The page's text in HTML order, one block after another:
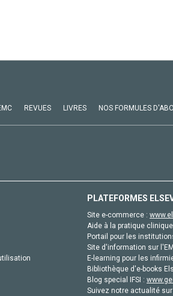
REVUES LIVRES NOS FORMULES
PLATEFORMES
Site e-commerce :
Aide à la pratique
Portail pour les
Site d'information sur
E-learning pour les
Bibliothèque d'e-books
Blog special IFSI :
Suivez notre actualité